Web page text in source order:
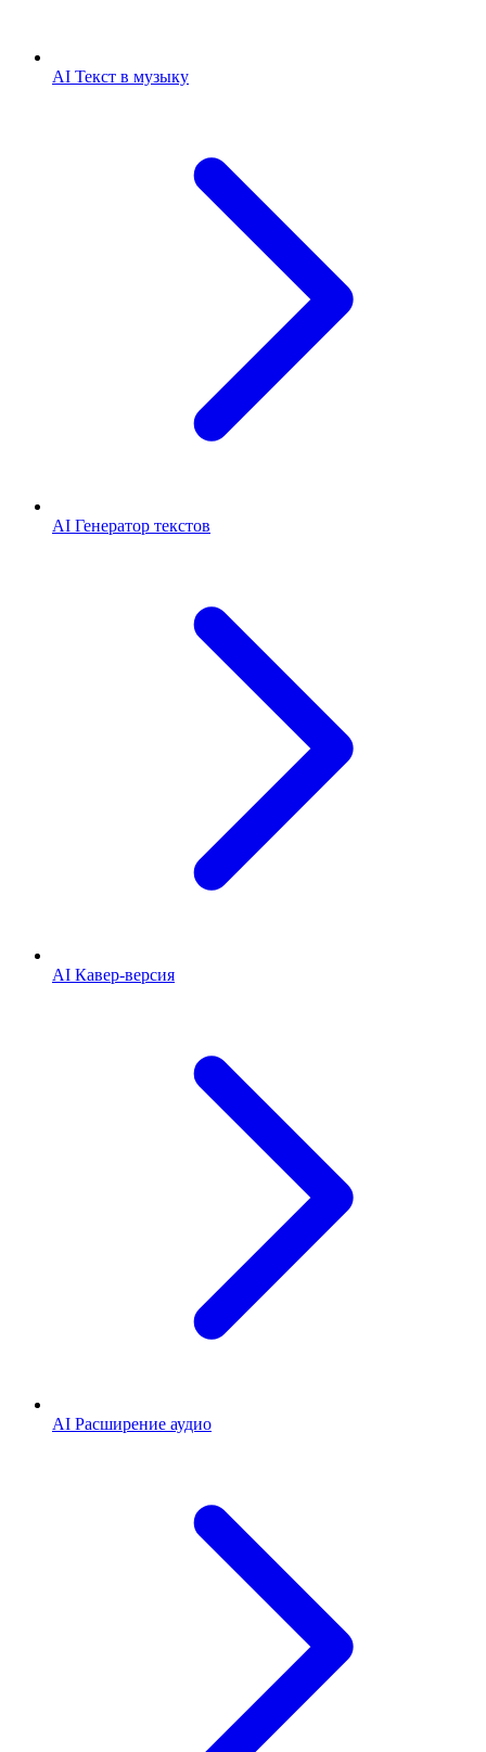
AI Текст в музыку
AI Генератор текстов
AI Кавер-версия
AI Расширение аудио